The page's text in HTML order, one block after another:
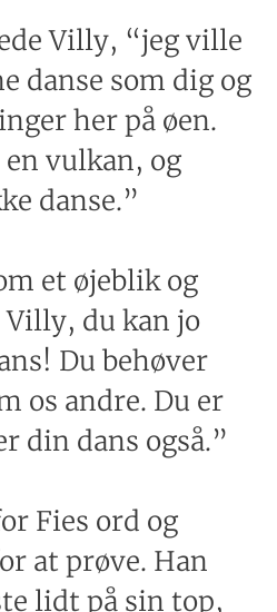
Villy, “jeg ville
danse som dig og
her på øen.
en vulkan, og
danse.”
et øjeblik og
Villy, du kan jo
Du behøver
os andre. Du er
din dans også.”
Fies ord og
at prøve. Han
lidt på sin top,